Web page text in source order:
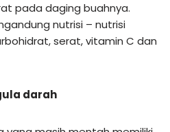
pada daging buahnya.
nutrisi – nutrisi
serat, vitamin C dan
darah